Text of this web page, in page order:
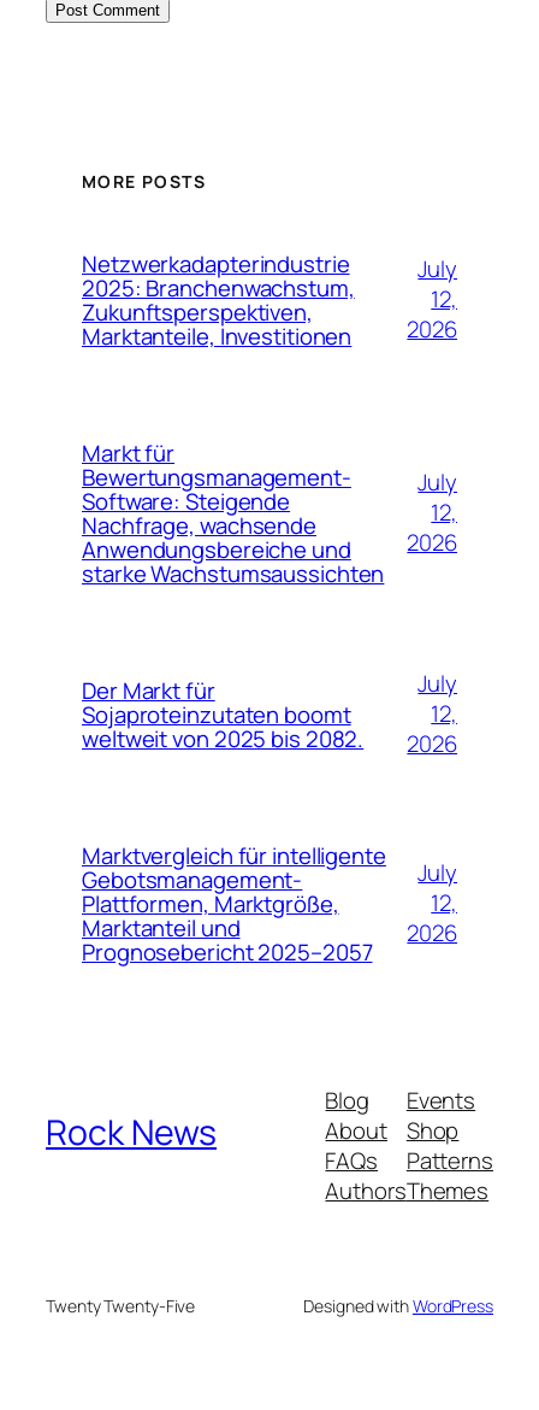
MORE POSTS
Netzwerkadapterindustrie
2025: Branchenwachstum,
Zukunftsperspektiven,
Marktanteile, Investitionen
July
12,
2026
Markt für
Bewertungsmanagement-
Software: Steigende
Nachfrage, wachsende
Anwendungsbereiche und
starke Wachstumsaussichten
July
12,
2026
Der Markt für
Sojaproteinzutaten boomt
weltweit von 2025 bis 2082.
July
12,
2026
Marktvergleich für intelligente
Gebotsmanagement-
Plattformen, Marktgröße,
Marktanteil und
Prognosebericht 2025–2057
July
12,
2026
Rock News
Blog
About
FAQs
Authors
Events
Shop
Patterns
Themes
Twenty Twenty-Five Designed withWordPress